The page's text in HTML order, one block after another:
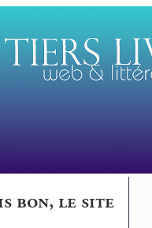
bon, le site